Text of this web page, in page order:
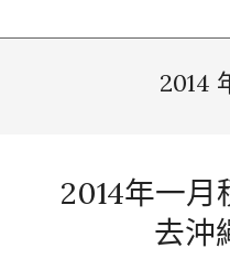
2014
2014年一
去沖